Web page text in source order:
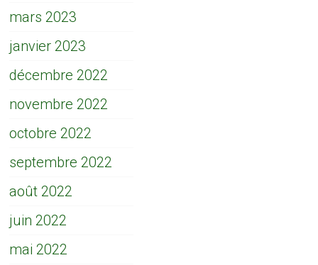
mars 2023
janvier 2023
décembre 2022
novembre 2022
octobre 2022
septembre 2022
août 2022
juin 2022
mai 2022